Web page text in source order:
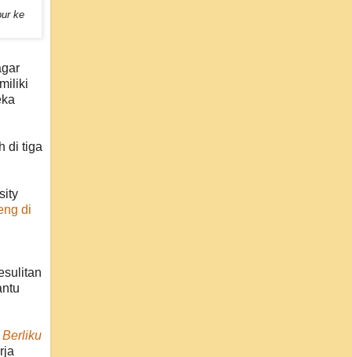
ke
di tiga
di